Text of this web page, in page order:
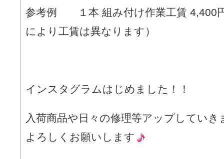
参考例 １本 組み付け作業工賃 4,400
により工賃は異なります）
インスタグラムはじめました！！
入荷商品や日々の修理等アップしてい
よろしくお願いします